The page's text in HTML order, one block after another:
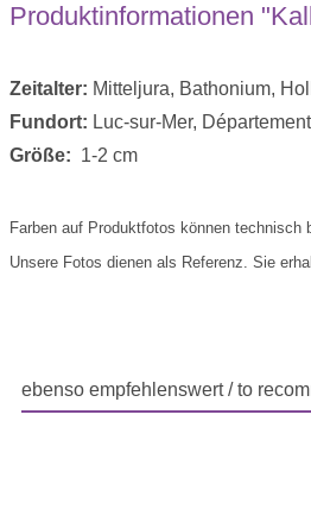
Produktinformationen
Zeitalter: Mitteljura, Bathonium,
Fundort: Luc-sur-Mer,
Größe: 1-2 cm
Farben auf Produktfotos können
Unsere Fotos dienen als Referenz. Sie
ebenso empfehlenswert / to